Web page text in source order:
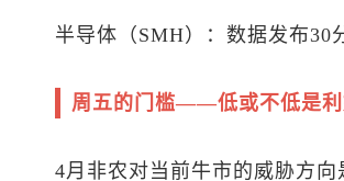
半导体（SMH）：数据发布30
周五的门槛——低或不低是利
4月非农对当前牛市的威胁方